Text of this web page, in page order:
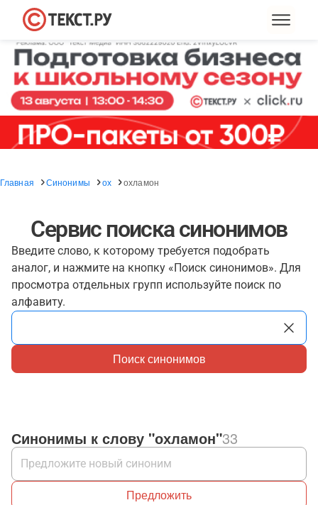
Главная Синонимы ох охламон
Сервис поиска синонимов
Введите слово, к которому требуется подобрать
аналог, и нажмите на кнопку «Поиск синонимов». Для
просмотра отдельных групп используйте поиск по
алфавиту.
Поиск синонимов
Синонимы к слову "охламон"33
Предложить